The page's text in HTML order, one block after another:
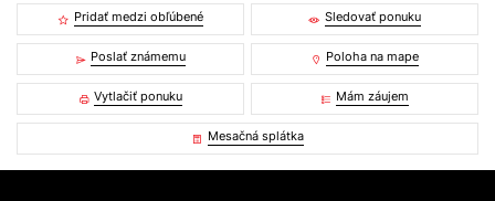
Pridať medzi obľúbené Sledovať ponuku
Poslať známemu Poloha na mape
Vytlačiť ponuku Mám záujem
Mesačná splátka